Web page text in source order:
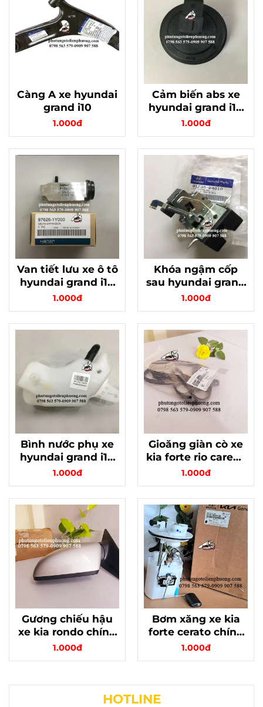
Càng A xe hyundai
grand i10
1.000đ
Cảm biến abs xe
hyundai grand i10
hàng xịn
1.000đ
Van tiết lưu xe ô tô
hyundai grand i10
chính hãng
1.000đ
Khóa ngậm cốp
sau hyundai grand
i10 chính hãng
1.000đ
Bình nước phụ xe
hyundai grand i10
xịn, mã 25430-
25430b4000
1.000đ
Gioăng giàn cò xe
kia forte rio carens
hyundai elantra
224412b002
1.000đ
Gương chiếu hậu
xe kia rondo chính
hãng mã
1.000đ
Bơm xăng xe kia
forte cerato chính
hãng có cảm biến
1.000đ
HOTLINE